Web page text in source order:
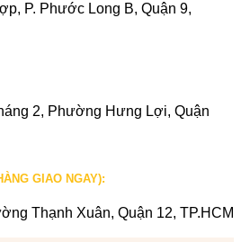
P. Phước Long B, Quận 9,
2, Phường Hưng Lợi, Quận
GIAO NGAY):
Thạnh Xuân, Quận 12, TP.HCM